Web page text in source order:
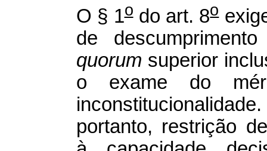
O § 1odo art. 8o
de
quorum superior
o exame do
portanto, restrição